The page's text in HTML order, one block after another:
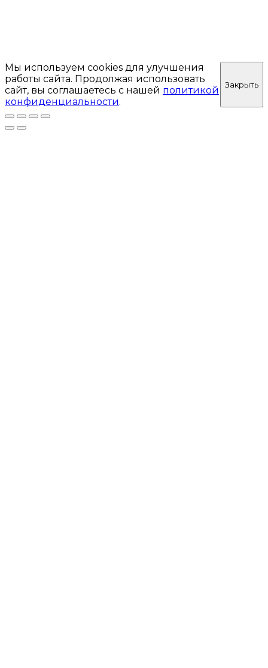
Мы используем cookies для улучшения
работы сайта. Продолжая использовать
сайт, вы соглашаетесь с нашей политикой
конфиденциальности.
Закрыть